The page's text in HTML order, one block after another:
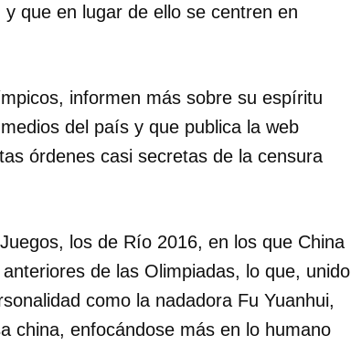
que en lugar de ello se centren en
informen más sobre su espíritu
del país y que publica la web
órdenes casi secretas de la censura
los de Río 2016, en los que China
de las Olimpiadas, lo que, unido
como la nadadora Fu Yuanhui,
china, enfocándose más en lo humano